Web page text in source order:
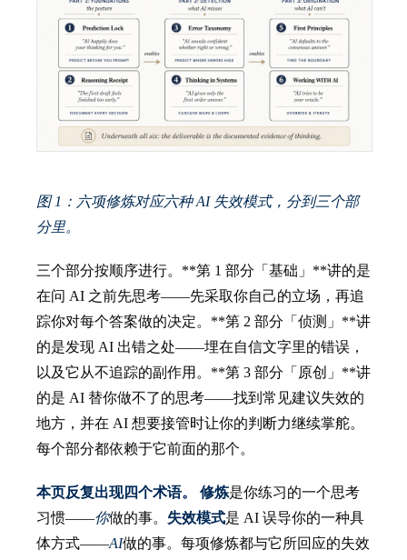
图 1：六项修炼对应六种 AI 失效模式，分到三个部
分里。
三个部分按顺序进行。**第 1 部分「基础」**讲的是
在问 AI 之前先思考——先采取你自己的立场，再追
踪你对每个答案做的决定。**第 2 部分「侦测」**讲
的是发现 AI 出错之处——埋在自信文字里的错误，
以及它从不追踪的副作用。**第 3 部分「原创」**讲
的是 AI 替你做不了的思考——找到常见建议失效的
地方，并在 AI 想要接管时让你的判断力继续掌舵。
每个部分都依赖于它前面的那个。
本页反复出现四个术语。 修炼是你练习的一个思考
习惯——你做的事。 失效模式是 AI 误导你的一种具
体方式——AI做的事。每项修炼都与它所回应的失效